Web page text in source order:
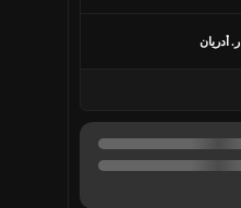
ر. أدريان